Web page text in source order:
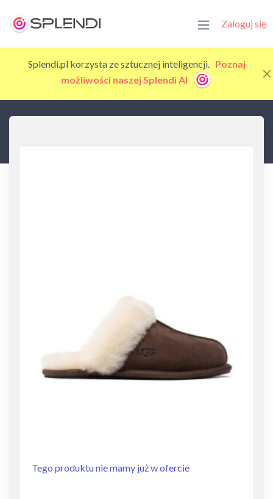
Zaloguj się
Splendi.pl korzysta ze sztucznej inteligencji. Poznaj
możliwości naszej Splendi AI
Tego produktu nie mamy już w ofercie